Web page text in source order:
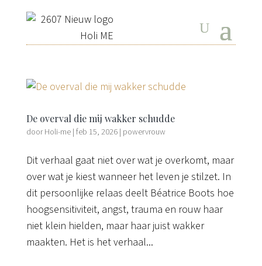
De overval die mij wakker schudde
doorHoli-me| feb 15, 2026| powervrouw
Dit verhaal gaat niet over wat je overkomt, maar
over wat je kiest wanneer het leven je stilzet. In
dit persoonlijke relaas deelt Béatrice Boots hoe
hoogsensitiviteit, angst, trauma en rouw haar
niet klein hielden, maar haar juist wakker
maakten. Het is het verhaal...